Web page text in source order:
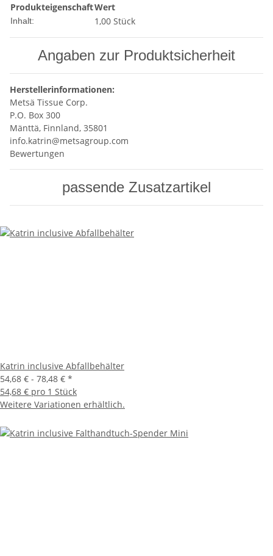
ProdukteigenschaftWert
Inhalt: 1,00 Stück
Angaben zur Produktsicherheit
Herstellerinformationen:
Metsä Tissue Corp.
P.O. Box 300
Mänttä, Finnland, 35801
info.katrin@metsagroup.com
Bewertungen
passende Zusatzartikel
Katrin inclusive Abfallbehälter
54,68 € - 78,48 € *
54,68 € pro 1 Stück
Weitere Variationen erhältlich.